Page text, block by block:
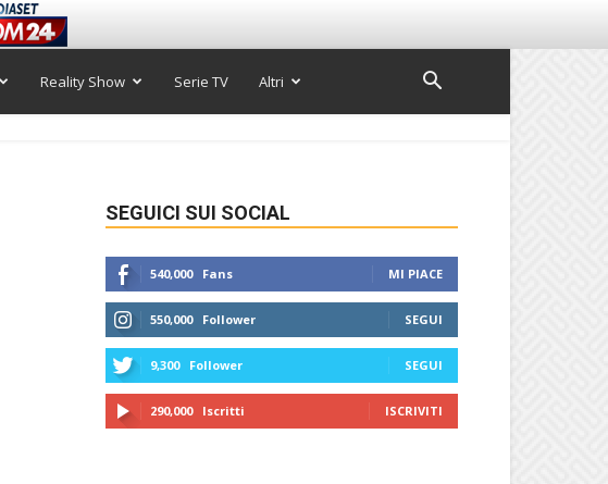
Reality Show Serie TV Altri
SEGUICI SUI SOCIAL
540,000 Fans MI PIACE
550,000 Follower SEGUI
9,300 Follower SEGUI
290,000 Iscritti ISCRIVITI